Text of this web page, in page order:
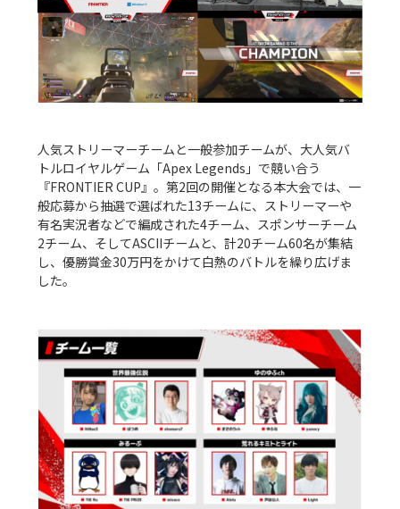
人気ストリーマーチームと一般参加チームが、大人気バ
トルロイヤルゲーム「Apex Legends」で競い合う
『FRONTIER CUP』。第2回の開催となる本大会では、一
般応募から抽選で選ばれた13チームに、ストリーマーや
有名実況者などで編成された4チーム、スポンサーチーム
2チーム、そしてASCIIチームと、計20チーム60名が集結
し、優勝賞金30万円をかけて白熱のバトルを繰り広げま
した。